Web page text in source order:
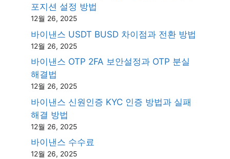
포지션 설정 방법
12월 26, 2025
바이낸스 USDT BUSD 차이점과 전환 방법
12월 26, 2025
바이낸스 OTP 2FA 보안설정과 OTP 분실
해결법
12월 26, 2025
바이낸스 신원인증 KYC 인증 방법과 실패
해결 방법
12월 26, 2025
바이낸스 수수료
12월 26, 2025